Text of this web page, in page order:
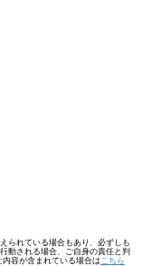
られている場合もあり、必ずしも
動される場合、ご自身の責任と判
容が含まれている場合は こちら